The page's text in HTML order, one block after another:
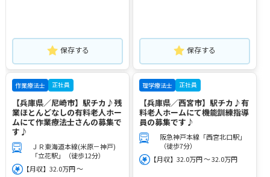
保存する 保存する
作業療法士 正社員
【兵庫県／尼崎市】駅チカ♪残
業ほとんどなしの有料老人ホー
ムにて作業療法士さんの募集で
す♪
ＪＲ東海道本線(米原－神戸)
「立花駅」（徒歩12分）
【月収】32.0万円 ～
理学療法士 正社員
【兵庫県／西宮市】駅チカ♪有
料老人ホームにて機能訓練指導
員の募集です♪
阪急神戸本線「西宮北口駅」
（徒歩7分）
【月収】32.0万円 ～ 32.0万円